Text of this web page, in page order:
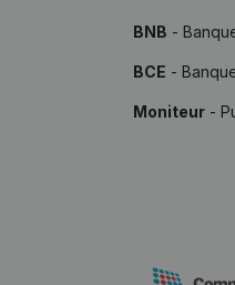
BNB -
BCE -
Moniteur -